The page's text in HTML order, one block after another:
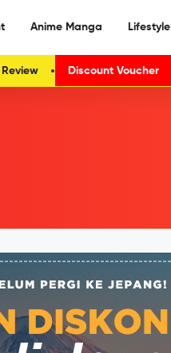
Anime Manga Lifestyle
Review Discount Voucher